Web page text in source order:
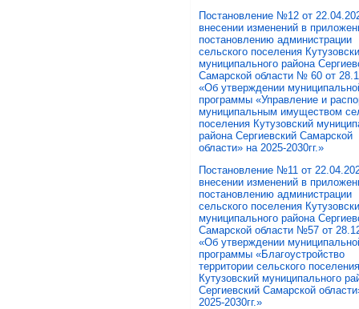
Постановление №12 от
внесении изменений в
постановлению администрации
сельского поселения
муниципального района
Самарской области № 60 от
«Об утверждении
программы «Управление и
муниципальным имуществом
поселения Кутузовский
района Сергиевский Самарской
области» на 2025-2030гг.»
Постановление №11 от
внесении изменений в
постановлению администрации
сельского поселения
муниципального района
Самарской области №57 от
«Об утверждении
программы «Благоустройство
территории сельского поселения
Кутузовский муниципального
Сергиевский Самарской
2025-2030гг.»